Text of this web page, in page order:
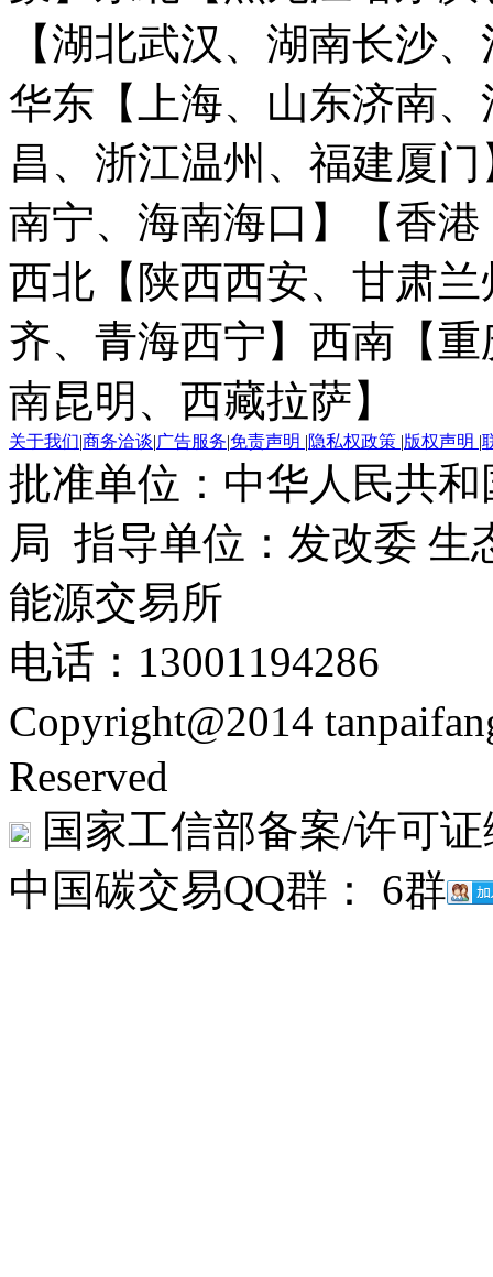
【湖北武汉、湖南长沙
华东【上海、山东济南
昌、浙江温州、福建厦门
南宁、海南海口】
【香
西北【陕西西安、甘肃
齐、青海西宁】 西南【
南昆明、西藏拉萨】
关于我们|商务洽谈|广告服务|免责声明 |隐私权政策 |版权声明 |
批准单位：中华人民共
局 指导单位：发改委 生
能源交易所
电话：13001194286
Copyright@2014
Reserved
国家工信部备案/许可
中国碳交易QQ群： 6群